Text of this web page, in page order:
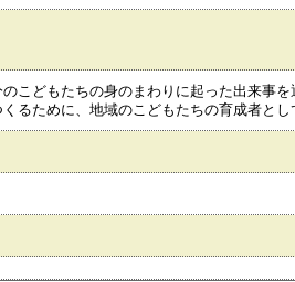
こどもたちの身のまわりに起った出来事
るために、地域のこどもたちの育成者と